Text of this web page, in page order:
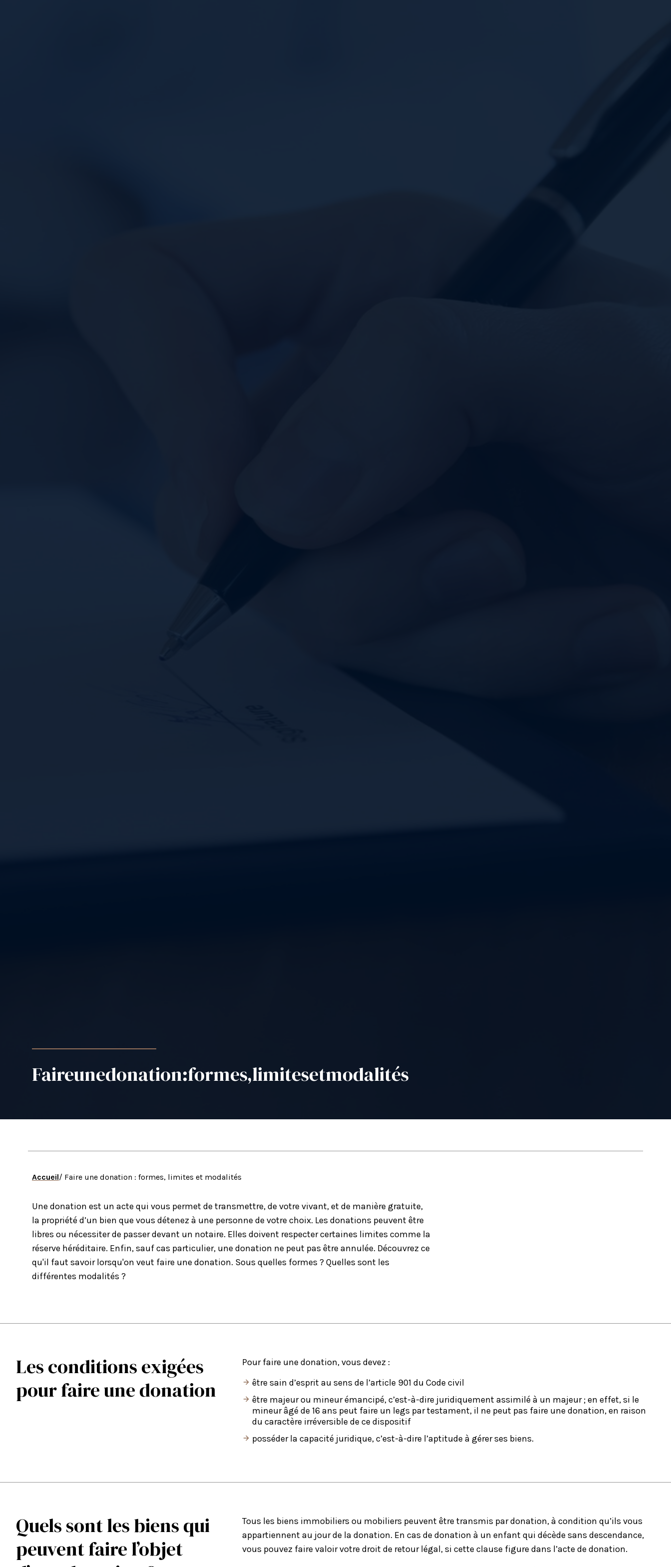
Faireunedonation:formes,limitesetmodalités
Accueil/ Faire une donation : formes, limites et modalités
Une donation est un acte qui vous permet de transmettre, de votre vivant, et de manière gratuite,
la propriété d’un bien que vous détenez à une personne de votre choix. Les donations peuvent être
libres ou nécessiter de passer devant un notaire. Elles doivent respecter certaines limites comme la
réserve héréditaire. Enfin, sauf cas particulier, une donation ne peut pas être annulée. Découvrez ce
qu'il faut savoir lorsqu'on veut faire une donation. Sous quelles formes ? Quelles sont les
différentes modalités ?
Les conditions exigées
pour faire une donation
Pour faire une donation, vous devez :
être sain d’esprit au sens de l’article 901 du Code civil
être majeur ou mineur émancipé, c’est-à-dire juridiquement assimilé à un majeur ; en effet, si le
mineur âgé de 16 ans peut faire un legs par testament, il ne peut pas faire une donation, en raison
du caractère irréversible de ce dispositif
posséder la capacité juridique, c’est-à-dire l’aptitude à gérer ses biens.
Quels sont les biens qui
peuvent faire l’objet
Tous les biens immobiliers ou mobiliers peuvent être transmis par donation, à condition qu’ils vous
appartiennent au jour de la donation. En cas de donation à un enfant qui décède sans descendance,
vous pouvez faire valoir votre droit de retour légal, si cette clause figure dans l’acte de donation.